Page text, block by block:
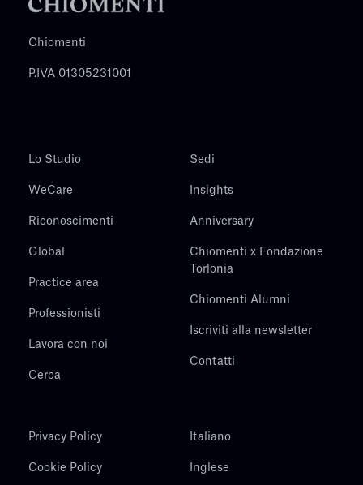
Chiomenti
P.IVA 01305231001
Lo Studio
WeCare
Riconoscimenti
Global
Practice area
Professionisti
Lavora con noi
Cerca
Sedi
Insights
Anniversary
Chiomenti x Fondazione
Torlonia
Chiomenti Alumni
Iscriviti alla newsletter
Contatti
Privacy Policy
Cookie Policy
Italiano
Inglese